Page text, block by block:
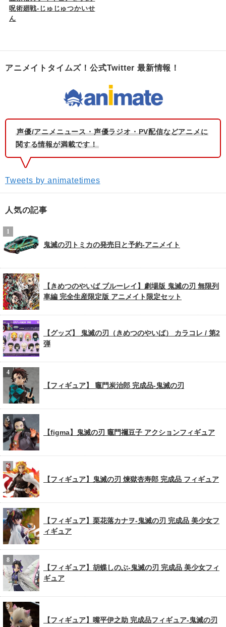
呪術廻戦-じゅじゅつかいせ
ん
アニメイトタイムズ！公式Twitter 最新情報！
声優/アニメニュース・声優ラジオ・PV配信などアニメに
関する情報が満載です！
Tweets by animatetimes
人気の記事
鬼滅の刃トミカの発売日と予約-アニメイト
【きめつのやいば ブルーレイ】劇場版 鬼滅の刃 無限列
車編 完全生産限定版 アニメイト限定セット
【グッズ】 鬼滅の刃（きめつのやいば） カラコレ / 第2
弾
【フィギュア】 竈門炭治郎 完成品-鬼滅の刃
【figma】鬼滅の刃 竈門禰豆子 アクションフィギュア
【フィギュア】鬼滅の刃 煉獄杏寿郎 完成品 フィギュア
【フィギュア】栗花落カナヲ-鬼滅の刃 完成品 美少女フ
ィギュア
【フィギュア】胡蝶しのぶ-鬼滅の刃 完成品 美少女フィ
ギュア
【フィギュア】嘴平伊之助 完成品フィギュア-鬼滅の刃